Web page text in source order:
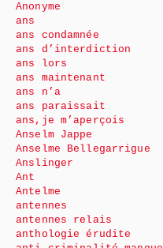
Anonyme
ans
ans condamnée
ans d’interdiction
ans lors
ans maintenant
ans n’a
ans paraissait
ans,je m’aperçois
Anselm Jappe
Anselme Bellegarrigue
Anslinger
Ant
Antelme
antennes
antennes relais
anthologie érudite